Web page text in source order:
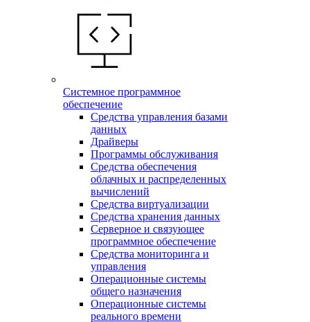
Системное программное
обеспечение
Средства управления базами
данных
Драйверы
Программы обслуживания
Средства обеспечения
облачных и распределенных
вычислений
Средства виртуализации
Средства хранения данных
Серверное и связующее
программное обеспечение
Средства мониторинга и
управления
Операционные системы
общего назначения
Операционные системы
реального времени